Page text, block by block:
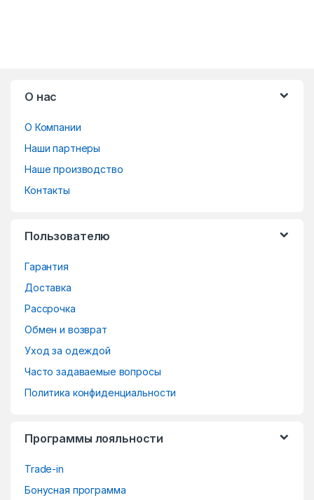
О нас
О Компании
Наши партнеры
Наше производство
Контакты
Пользователю
Гарантия
Доставка
Рассрочка
Обмен и возврат
Уход за одеждой
Часто задаваемые вопросы
Политика конфиденциальности
Программы лояльности
Trade-in
Бонусная программа